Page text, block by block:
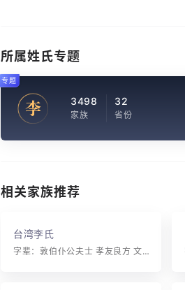
所属姓氏专题
李 3498
家族
32
省份
专题
相关家族推荐
台湾李氏
字辈：敦伯仆公夫士 孝友良方 文章永世 懿德常怀 家声可继